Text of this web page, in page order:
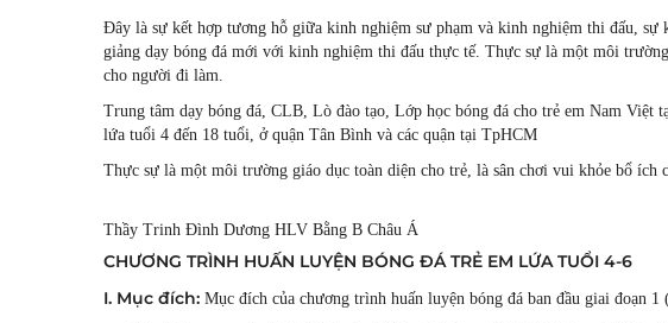
Đây là sự kết hợp tương hỗ giữa kinh nghiệm sư phạm và kinh nghiệm thi đấu, sự
giảng dạy bóng đá mới với kinh nghiệm thi đấu thực tế. Thực sự là một môi
cho người đi làm.
Trung tâm dạy bóng đá, CLB, Lò đào tạo, Lớp học bóng đá cho trẻ em Nam Việt
lứa tuổi 4 đến 18 tuổi, ở quận Tân Bình và các quận tại TpHCM
Thực sự là một môi trường giáo dục toàn diện cho trẻ, là sân chơi vui khỏe bổ ích
Thầy Trinh Đình Dương HLV Bằng B Châu Á
CHƯƠNG TRÌNH HUẤN LUYỆN BÓNG ĐÁ TRẺ EM LỨA TUỔI 4-6
I. Mục đích: Mục đích của chương trình huấn luyện bóng đá ban đầu giai đoạn 1